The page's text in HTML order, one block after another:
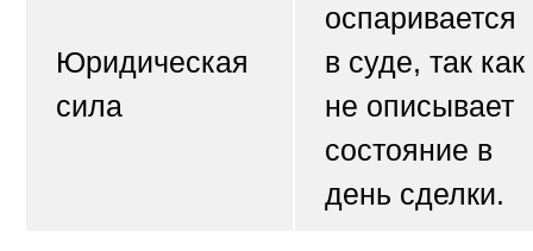
Юридическая
сила
оспаривается
в суде, так как
не описывает
состояние в
день сделки.